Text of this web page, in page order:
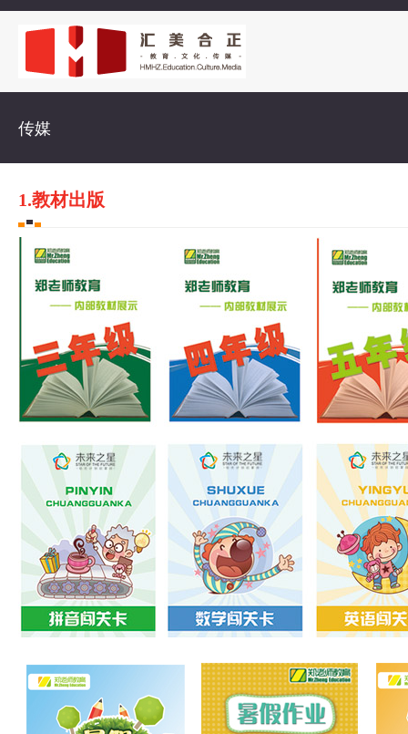
传媒
1.教材出版